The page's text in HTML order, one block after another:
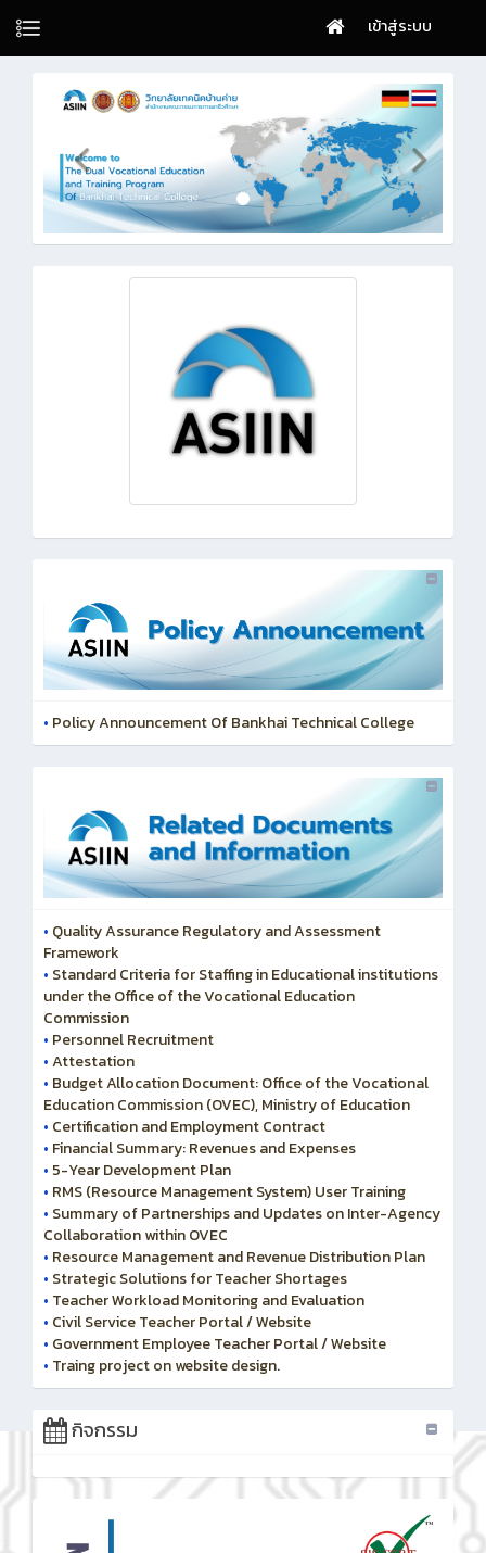
เข้าสู่ระบบ
• Policy Announcement Of Bankhai Technical College
• Quality Assurance Regulatory and Assessment
Framework
• Standard Criteria for Staffing in Educational institutions
under the Office of the Vocational Education
Commission
• Personnel Recruitment
•Attestation
• Budget Allocation Document: Office of the Vocational
Education Commission (OVEC), Ministry of Education
• Certification and Employment Contract
• Financial Summary: Revenues and Expenses
• 5-Year Development Plan
• RMS (Resource Management System) User Training
• Summary of Partnerships and Updates on Inter-Agency
Collaboration within OVEC
• Resource Management and Revenue Distribution Plan
• Strategic Solutions for Teacher Shortages
• Teacher Workload Monitoring and Evaluation
• Civil Service Teacher Portal / Website
• Government Employee Teacher Portal / Website
• Traing project on website design.
กิจกรรม